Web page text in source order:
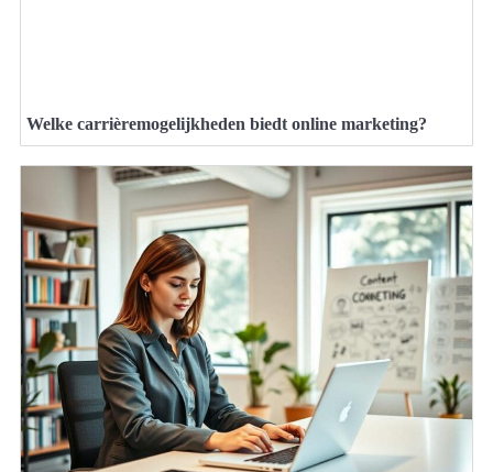
Welke carrièremogelijkheden biedt online marketing?